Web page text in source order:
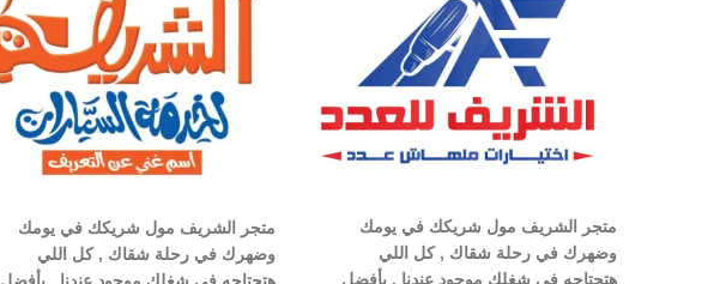
متجر الشريف مول شريكك في يومك
وضهرك في رحلة شقاك , كل اللي
هتحتاجه في شغلك موجود عندنا , بأفضل
متجر الشريف مول شريكك في يومك
وضهرك في رحلة شقاك , كل اللي
هتحتاجه في شغلك موجود عندنا , بأفضل